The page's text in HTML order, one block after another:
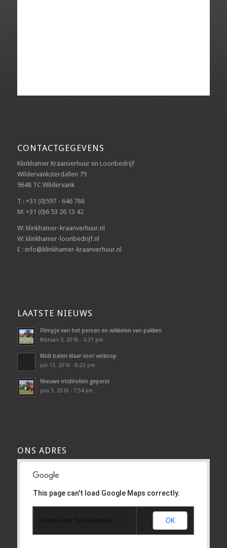
CONTACTGEGEVENS
Klinkhamer Kraanverhuur en Loonbedrijf
Wildervanksterdallen 79
9648 TC Wildervank
T : +31 (0)597 - 646 786
M: +31 (0)6 53 26 13 42
W: klinkhamer-kraanverhuur.nl
W: klinkhamer-loonbedrijf.nl
E : info@klinkhamer-kraanverhuur.nl
LAATSTE NIEUWS
Filmpje van het persen en wikkelen van pakken
februari 3, 2018 - 3:31 pm
Midi balen klaar voor verkoop
juli 13, 2016 - 8:22 pm
Nieuwe midirollen geperst
juni 3, 2016 - 7:54 am
ONS ADRES
This page can't load Google Maps correctly.
OK